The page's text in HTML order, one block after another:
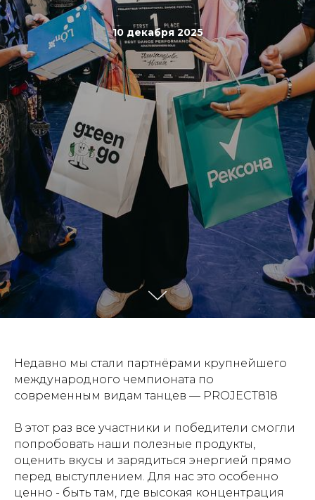
10 декабря 2025
Недавно мы стали партнёрами крупнейшего
международного чемпионата по
современным видам танцев — PROJECT818
В этот раз все участники и победители смогли
попробовать наши полезные продукты,
оценить вкусы и зарядиться энергией прямо
перед выступлением. Для нас это особенно
ценно - быть там, где высокая концентрация